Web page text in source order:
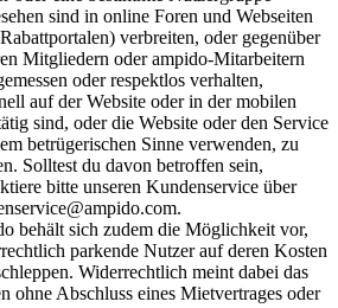
sind in online Foren und Webseiten
verbreiten, oder gegenüber
Mitgliedern oder ampido-Mitarbeitern
oder respektlos verhalten,
auf der Website oder in der mobilen
sind, oder die Website oder den Service
betrügerischen Sinne verwenden, zu
Solltest du davon betroffen sein,
bitte unseren Kundenservice über
behält sich zudem die Möglichkeit vor,
parkende Nutzer auf deren Kosten
Widerrechtlich meint dabei das
ohne Abschluss eines Mietvertrages oder